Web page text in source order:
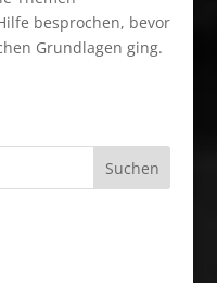
besprochen, bevor
Grundlagen ging.
Suchen